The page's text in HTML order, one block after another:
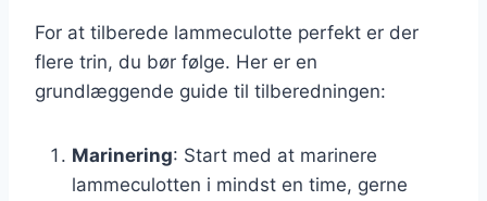
For at tilberede lammeculotte perfekt er der
flere trin, du bør følge. Her er en
grundlæggende guide til tilberedningen:
Marinering: Start med at marinere
lammeculotten i mindst en time, gerne